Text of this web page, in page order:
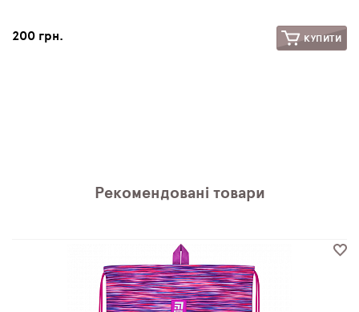
200 грн. КУПИТИ
Рекомендовані товари